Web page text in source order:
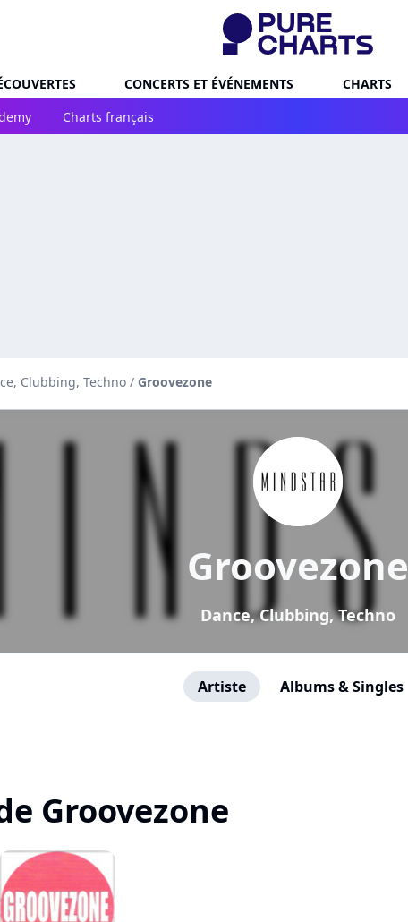
CONCERTS ET ÉVÉNEMENTS CHARTS
Charts français
Clubbing, Techno / Groovezone
Groovezone
Dance, Clubbing, Techno
Artiste Albums & Singles
Groovezone